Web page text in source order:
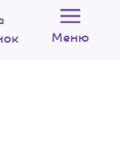
Меню